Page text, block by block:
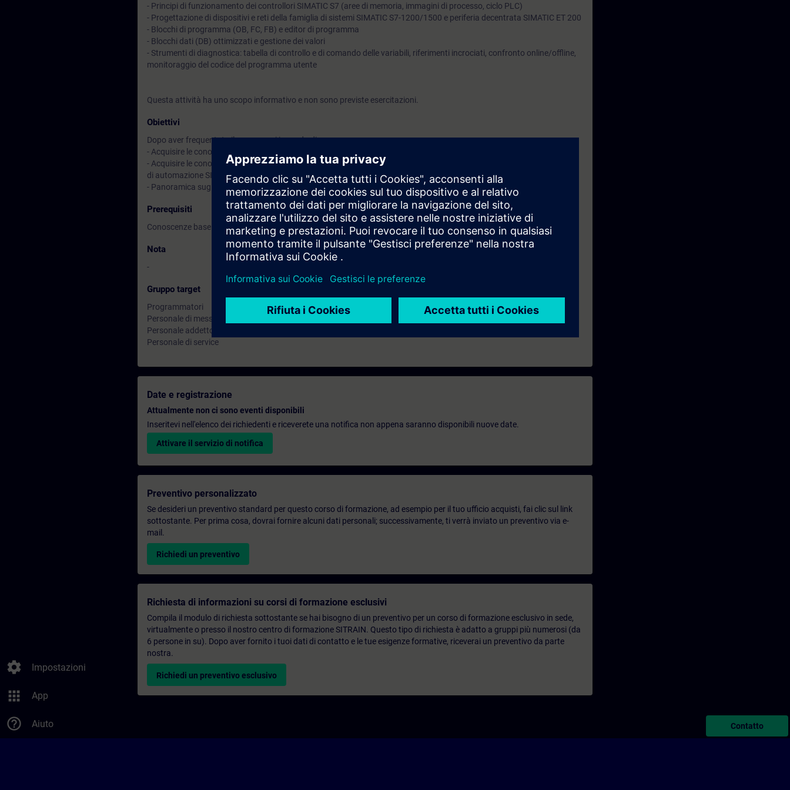
settings Impostazioni
apps App
help_outline Aiuto
- Principi di funzionamento dei controllori SIMATIC S7 (aree di memoria, immagini di processo, ciclo PLC)
- Progettazione di dispositivi e reti della famiglia di sistemi SIMATIC S7-1200/1500 e periferia decentrata SIMATIC ET 200
- Blocchi di programma (OB, FC, FB) e editor di programma
- Blocchi dati (DB) ottimizzati e gestione dei valori
- Strumenti di diagnostica: tabella di controllo e di comando delle variabili, riferimenti incrociati, confronto online/offline,
monitoraggio del codice del programma utente
Questa attività ha uno scopo informativo e non sono previste esercitazioni.
Obiettivi
Dopo aver frequentato il corso sarai in grado di:
- Acquisire le conoscenze sulle potenzialità della piattaforma di sviluppo TIA Portal
- Acquisire le conoscenze sugli strumenti necessari per la progettazione e programmazione dei componenti del sistema
di automazione SIMATIC S7-1500 con TIA Portal
- Panoramica sugli strumenti per eseguire una messa in servizio dei componenti TIA
Prerequisiti
Conoscenze base sui sistemi di automazione SIMATIC S7-300/400 o di altri vendor.
Nota
-
Gruppo target
Programmatori
Personale di messa in servizio
Personale addetto allo sviluppo
Personale di service
Date e registrazione
Attualmente non ci sono eventi disponibili
Inseritevi nell'elenco dei richiedenti e riceverete una notifica non appena saranno disponibili nuove date.
Attivare il servizio di notifica
Preventivo personalizzato
Se desideri un preventivo standard per questo corso di formazione, ad esempio per il tuo ufficio acquisti, fai clic sul link
sottostante. Per prima cosa, dovrai fornire alcuni dati personali; successivamente, ti verrà inviato un preventivo via e-
mail.
Richiedi un preventivo
Richiesta di informazioni su corsi di formazione esclusivi
Compila il modulo di richiesta sottostante se hai bisogno di un preventivo per un corso di formazione esclusivo in sede,
virtualmente o presso il nostro centro di formazione SITRAIN. Questo tipo di richiesta è adatto a gruppi più numerosi (da
6 persone in su). Dopo aver fornito i tuoi dati di contatto e le tue esigenze formative, riceverai un preventivo da parte
nostra.
Richiedi un preventivo esclusivo
Contatto